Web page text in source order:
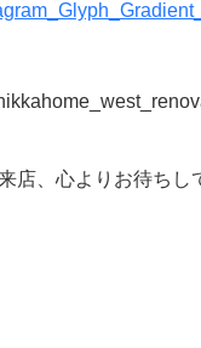
店、心よりお待ちし